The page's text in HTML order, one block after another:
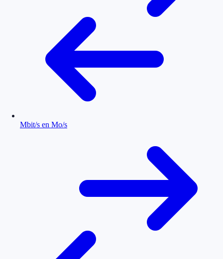
Mbit/s en Mo/s